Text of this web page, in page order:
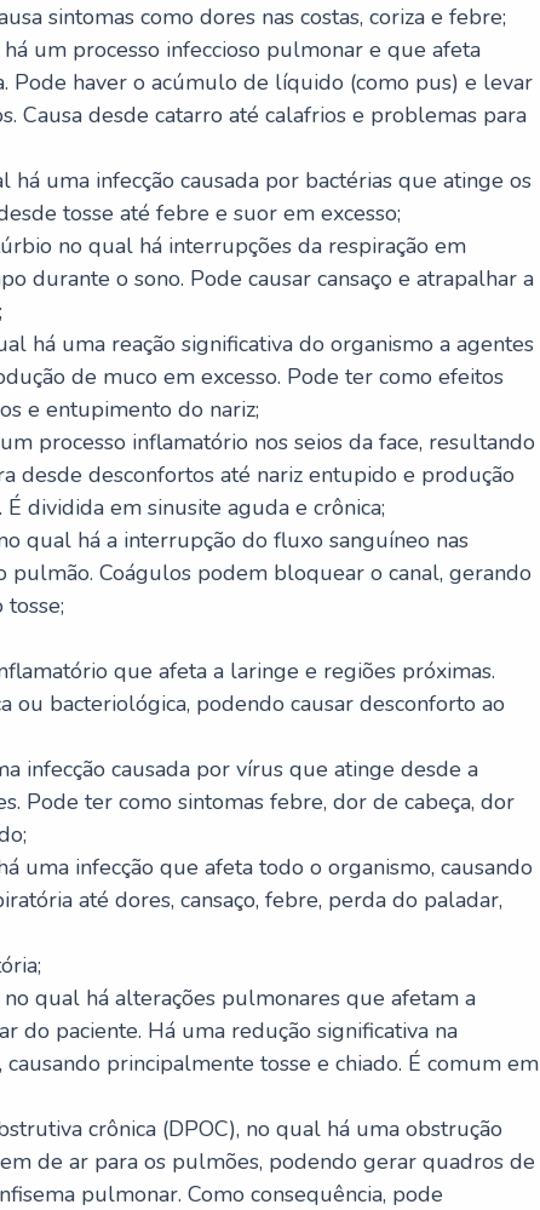
sintomas como dores nas costas, coriza e febre;
um processo infeccioso pulmonar e que afeta
Pode haver o acúmulo de líquido (como pus) e levar
Causa desde catarro até calafrios e problemas para
há uma infecção causada por bactérias que atinge os
tosse até febre e suor em excesso;
no qual há interrupções da respiração em
durante o sono. Pode causar cansaço e atrapalhar a
há uma reação significativa do organismo a agentes
de muco em excesso. Pode ter como efeitos
e entupimento do nariz;
processo inflamatório nos seios da face, resultando
desde desconfortos até nariz entupido e produção
É dividida em sinusite aguda e crônica;
qual há a interrupção do fluxo sanguíneo nas
pulmão. Coágulos podem bloquear o canal, gerando
que afeta a laringe e regiões próximas.
ou bacteriológica, podendo causar desconforto ao
infecção causada por vírus que atinge desde a
Pode ter como sintomas febre, dor de cabeça, dor
uma infecção que afeta todo o organismo, causando
até dores, cansaço, febre, perda do paladar,
qual há alterações pulmonares que afetam a
do paciente. Há uma redução significativa na
principalmente tosse e chiado. É comum em
crônica (DPOC), no qual há uma obstrução
de ar para os pulmões, podendo gerar quadros de
pulmonar. Como consequência, pode